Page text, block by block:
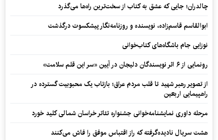
چالدران؛ جایی که عشق به کتاب از سخت‌ترین راه‌ها می‌گذرد
ابوالقاسم قاسم‌زاده، نویسنده و روزنامه‌نگار پیشکسوت درگذشت
نوزایی جام باشگاه‌های کتاب‌خوانی
رونمایی از ۶ اثر نویسندگان دلیجان در آیین «سر این قلم سلامت»
از تصویر رهبر شهید تا قلب مردم عراق؛ بازتاب یک محبوبیت گسترده در
راهپیمایی اربعین
مرحله داوری نمایشنامه‌خوانی جشنواره تئاتر خراسان شمالی کلید خورد
هشت سریال نادیده‌گرفته که راز اقتباس موفق را فاش می‌کنند